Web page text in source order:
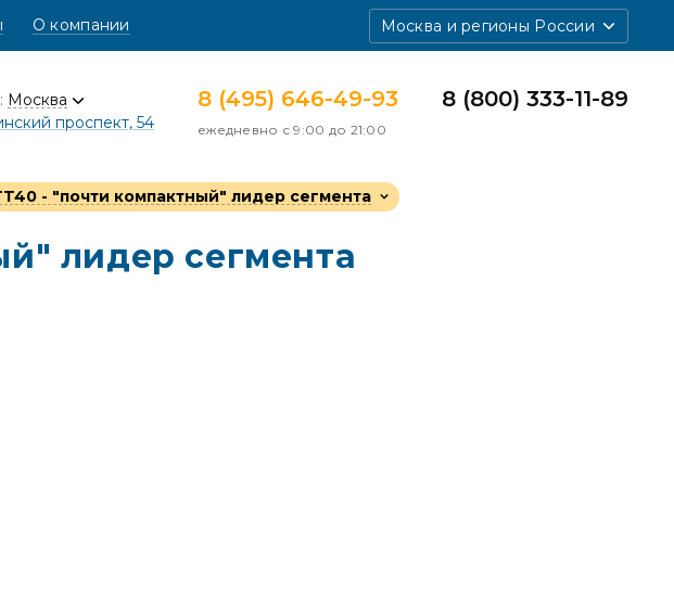
О компании Москва и регионы России
Москва
проспект, 54
8 (495) 646-49-93
ежедневно с 9:00 до 21:00
8 (800) 333-11-89
- "почти компактный" лидер сегмента
лидер сегмента